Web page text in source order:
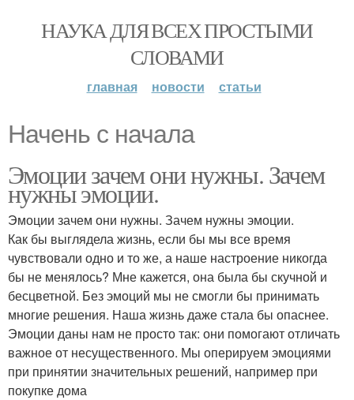
НАУКА ДЛЯ ВСЕХ ПРОСТЫМИ
СЛОВАМИ
главная новости статьи
Начень с начала
Эмоции зачем они нужны. Зачем
нужны эмоции.
Эмоции зачем они нужны. Зачем нужны эмоции.
Как бы выглядела жизнь, если бы мы все время
чувствовали одно и то же, а наше настроение никогда
бы не менялось? Мне кажется, она была бы скучной и
бесцветной. Без эмоций мы не смогли бы принимать
многие решения. Наша жизнь даже стала бы опаснее.
Эмоции даны нам не просто так: они помогают отличать
важное от несущественного. Мы оперируем эмоциями
при принятии значительных решений, например при
покупке дома